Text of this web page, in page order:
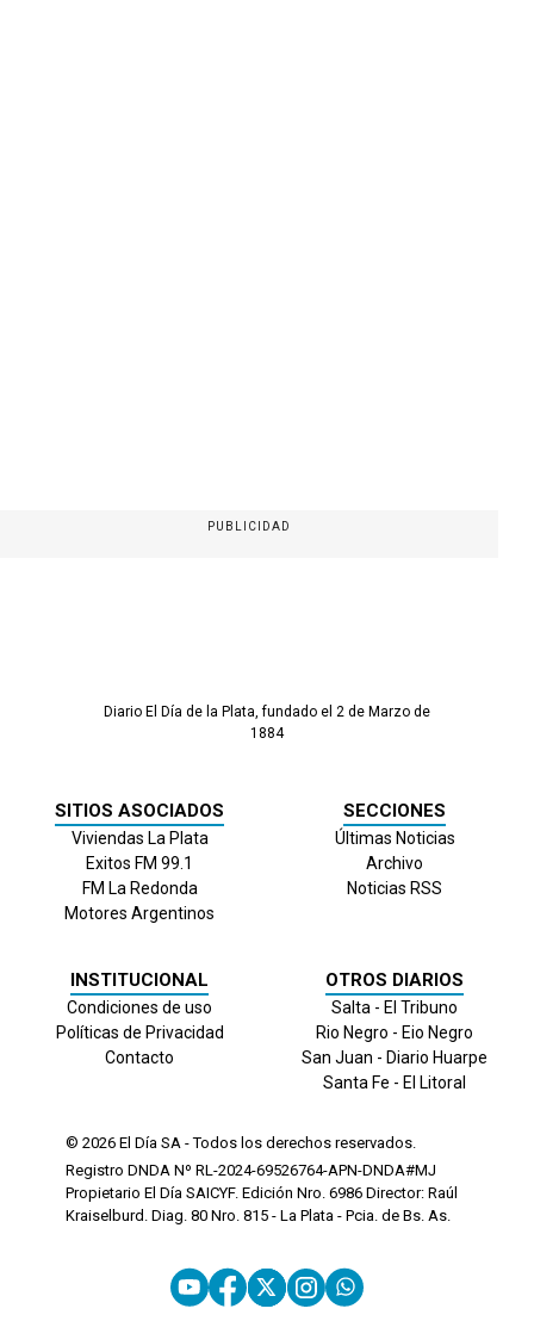
PUBLICIDAD
Diario El Día de la Plata, fundado el 2 de Marzo de
1884
SITIOS ASOCIADOS
Viviendas La Plata
Exitos FM 99.1
FM La Redonda
Motores Argentinos
SECCIONES
Últimas Noticias
Archivo
Noticias RSS
INSTITUCIONAL
Condiciones de uso
Políticas de Privacidad
Contacto
OTROS DIARIOS
Salta - El Tribuno
Rio Negro - Eio Negro
San Juan - Diario Huarpe
Santa Fe - El Litoral
© 2026 El Día SA - Todos los derechos reservados.
Registro DNDA Nº RL-2024-69526764-APN-DNDA#MJ
Propietario El Día SAICYF. Edición Nro. 6986 Director: Raúl
Kraiselburd. Diag. 80 Nro. 815 - La Plata - Pcia. de Bs. As.